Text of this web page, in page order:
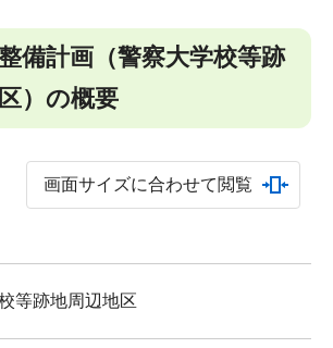
備計画（警察大学校等跡
）の概要
画面サイズに合わせて閲覧
等跡地周辺地区